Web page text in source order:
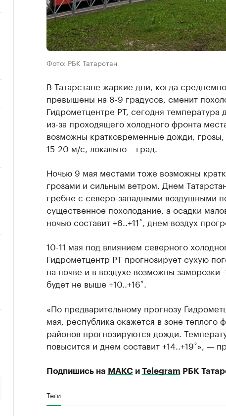
Фото: РБК Татарстан
В Татарстане жаркие дни, когда
превышены на 8-9 градусов, сменит
Гидрометцентре РТ, сегодня температура
из-за проходящего холодного фронта
возможны кратковременные дожди,
15-20 м/с, локально – град.
Ночью 9 мая местами тоже возможны
грозами и сильным ветром. Днем
гребне с северо-западными воздушными
существенное похолодание, а осадки
ночью составит +6..+11˚, днем воздух
10-11 мая под влиянием северного
Гидрометцентр РТ прогнозирует сухую
на почве и в воздухе возможны заморозки
будет не выше +10..+16˚.
«По предварительному прогнозу
мая, республика окажется в зоне теплого
районов прогнозируются дожди.
повысится и днем составит +14..+19˚», —
Подпишись на МАКСи Telegram РБК
Теги